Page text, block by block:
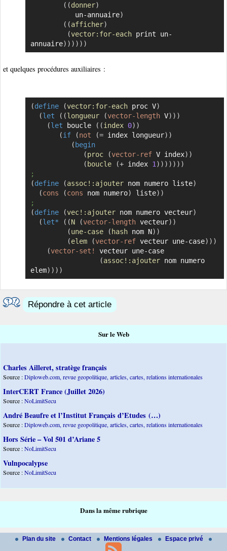
( (donner)
           un-annuaire
)
( (afficher)
(vector:for-each print un-
annuaire) ) ) ) ) )
et quelques procédures auxiliaires :
(define (vector:for-each proc V)
(let ( (longueur (vector-length V) ) )
(let boucle ( (index 0) )
(if (not (= index longueur) )
( begin
(proc (vector-ref V index) )
( boucle (+ index 1 ) ) ) ) ) ) )
;
(define (assoc!:ajouter nom numero liste)
(cons (cons nom numero) liste) )
;
(define (vec!:ajouter nom numero vecteur)
(let* ( (N (vector-length vecteur) )
(une-case ( hash nom N) )
(elem (vector-ref vecteur une-case) ) )
(vector-set!
vecteur une-case
(assoc!:ajouter nom numero
elem) ) ) )
Répondre à cet article
Sur le Web
Charles Ailleret, stratège français
Source :Diploweb.com, revue geopolitique, articles, cartes, relations internationales
InterCERT France (Juillet 2026)
Source :NoLimitSecu
André Beaufre et l’Institut Français d’Etudes (…)
Source :Diploweb.com, revue geopolitique, articles, cartes, relations internationales
Hors Série – Vol 501 d’Ariane 5
Source :NoLimitSecu
Vulnpocalypse
Source :NoLimitSecu
Dans la même rubrique
Plan du site Contact Mentions légales Espace privé